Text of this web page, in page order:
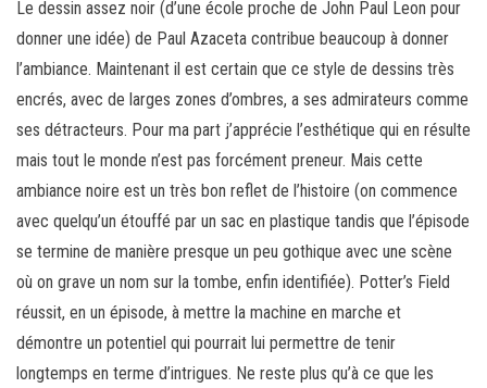
Le dessin assez noir (d’une école proche de John Paul Leon pour
donner une idée) de Paul Azaceta contribue beaucoup à donner
l’ambiance. Maintenant il est certain que ce style de dessins très
encrés, avec de larges zones d’ombres, a ses admirateurs comme
ses détracteurs. Pour ma part j’apprécie l’esthétique qui en résulte
mais tout le monde n’est pas forcément preneur. Mais cette
ambiance noire est un très bon reflet de l’histoire (on commence
avec quelqu’un étouffé par un sac en plastique tandis que l’épisode
se termine de manière presque un peu gothique avec une scène
où on grave un nom sur la tombe, enfin identifiée). Potter’s Field
réussit, en un épisode, à mettre la machine en marche et
démontre un potentiel qui pourrait lui permettre de tenir
longtemps en terme d’intrigues. Ne reste plus qu’à ce que les